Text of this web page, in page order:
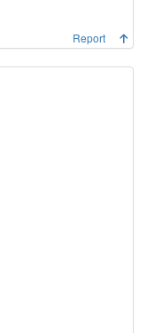
Report